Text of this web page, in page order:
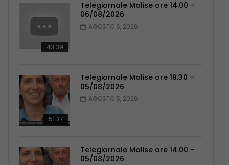
43:39
Telegiornale Molise ore 14.00 –
06/08/2026
AGOSTO 6, 2026
51:27
Telegiornale Molise ore 19.30 –
05/08/2026
AGOSTO 5, 2026
Telegiornale Molise ore 14.00 –
05/08/2026